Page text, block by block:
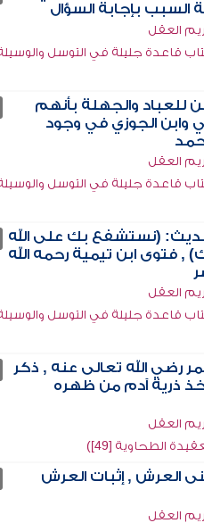
السبب بإجابة السؤال
العقل
قاعدة جليلة في التوسل
للعباد والجهلة بأنهم
وابن الجوزي في وجود
العقل
قاعدة جليلة في التوسل
(نستشفع بك على الله
, فتوى ابن تيمية رحمه الله
العقل
قاعدة جليلة في التوسل
رضي الله تعالى عنه , ذكر
أخذ ذرية آدم من ظهره
العقل
الطحاوية [49])
العرش , إثبات العرش
العقل